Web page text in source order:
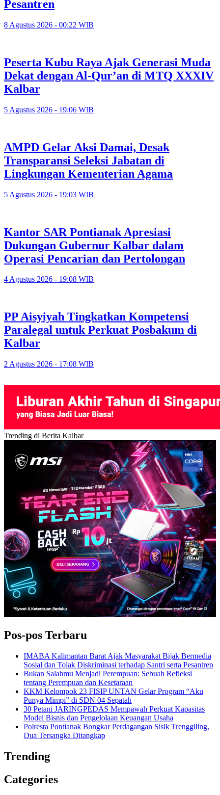
Pesantren
8 Agustus 2026 - 00:22 WIB
Peserta Kubu Raya Ajak Generasi Muda
Dekat dengan Al-Qur’an di MTQ XXXIV
Kalbar
5 Agustus 2026 - 19:06 WIB
AMPD Gelar Aksi Damai, Desak
Transparansi Seleksi Jabatan di
Lingkungan Kementerian Agama
5 Agustus 2026 - 19:03 WIB
Kantor SAR Pontianak Apresiasi
Dukungan Gubernur Kalbar dalam
Operasi Pencarian dan Pertolongan
4 Agustus 2026 - 19:08 WIB
PP Aisyiyah Tingkatkan Kompetensi
Paralegal untuk Perkuat Posbakum di
Kalbar
2 Agustus 2026 - 17:08 WIB
Trending di Berita Kalbar
Pos-pos Terbaru
IMABA Kalimantan Barat Ajak Masyarakat Bijak Bermedia
Sosial dan Tolak Diskriminasi terhadap Santri serta Pesantren
Bukan Salahmu Menjadi Perempuan: Sebuah Refleksi
tentang Perempuan dan Kesetaraan
KKM Kelompok 23 FISIP UNTAN Gelar Program “Aku
Punya Mimpi” di SDN 04 Sepatah
30 Petani JARINGPEDAS Mempawah Perkuat Kapasitas
Model Bisnis dan Pengelolaan Keuangan Usaha
Polresta Pontianak Bongkar Perdagangan Sisik Trenggiling,
Dua Tersangka Ditangkap
Trending
Categories